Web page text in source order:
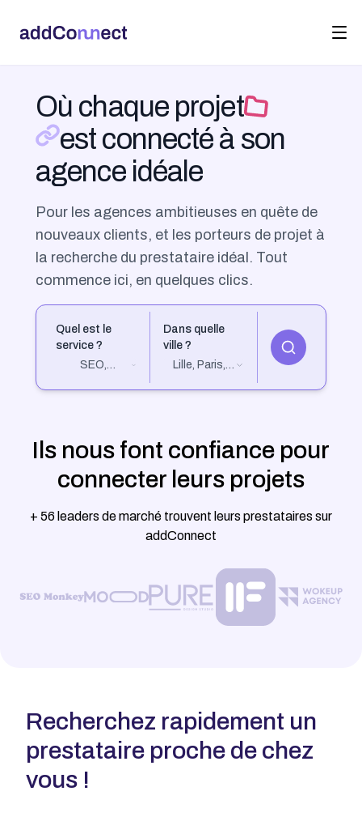
Où chaque projet
est connecté à son
agence idéale
Pour les agences ambitieuses en quête de
nouveaux clients, et les porteurs de projet à
la recherche du prestataire idéal. Tout
commence ici, en quelques clics.
Quel est le
service ?
SEO,
Dans quelle
ville ?
Lille, Paris,
Ils nous font confiance pour
connecter leurs projets
+ 56 leaders de marché trouvent leurs prestataires sur
addConnect
Recherchez rapidement un
prestataire proche de chez
vous !